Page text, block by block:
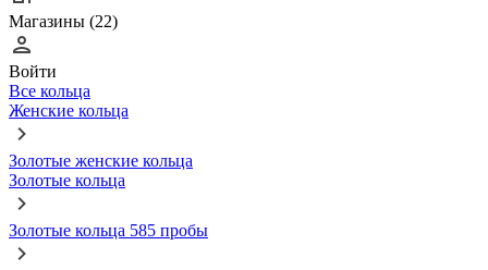
Магазины (22)
Войти
Все кольца
Женские кольца
Золотые женские кольца
Золотые кольца
Золотые кольца 585 пробы